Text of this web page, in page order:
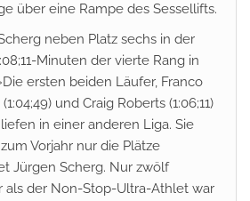
über eine Rampe des Sessellifts.
neben Platz sechs in der
Minuten der vierte Rang in
ersten beiden Läufer, Franco
und Craig Roberts (1:06;11)
in einer anderen Liga. Sie
Vorjahr nur die Plätze
Jürgen Scherg. Nur zwölf
als der Non-Stop-Ultra-Athlet war